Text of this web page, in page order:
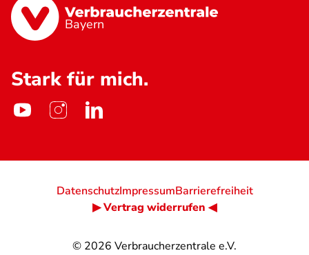
Bayern
Stark für mich.
© 2026 Verbraucherzentrale e.V.
DatenschutzImpressumBarrierefreiheit
▶ Vertrag widerrufen ◀